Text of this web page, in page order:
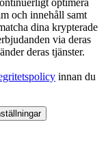
och innehåll samt
dina krypterade
via deras
deras tjänster.
innan du